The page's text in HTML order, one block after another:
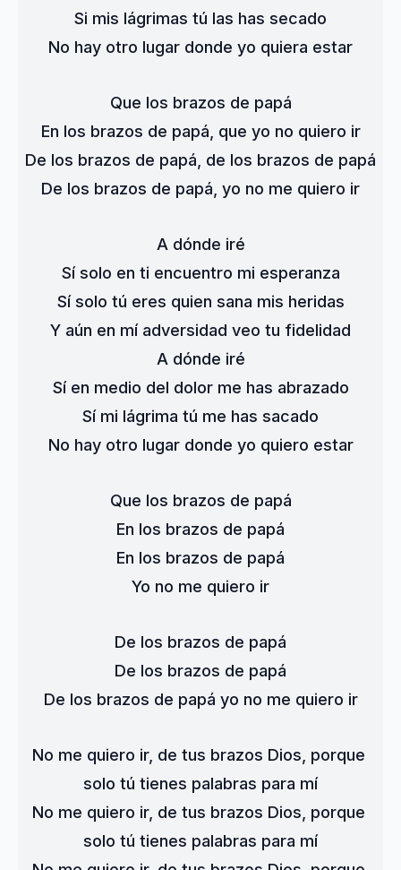
Si mis lágrimas tú las has secado
No hay otro lugar donde yo quiera estar
Que los brazos de papá
En los brazos de papá, que yo no quiero ir
De los brazos de papá, de los brazos de papá
De los brazos de papá, yo no me quiero ir
A dónde iré
Sí solo en ti encuentro mi esperanza
Sí solo tú eres quien sana mis heridas
Y aún en mí adversidad veo tu fidelidad
A dónde iré
Sí en medio del dolor me has abrazado
Sí mi lágrima tú me has sacado
No hay otro lugar donde yo quiero estar
Que los brazos de papá
En los brazos de papá
En los brazos de papá
Yo no me quiero ir
De los brazos de papá
De los brazos de papá
De los brazos de papá yo no me quiero ir
No me quiero ir, de tus brazos Dios, porque
solo tú tienes palabras para mí
No me quiero ir, de tus brazos Dios, porque
solo tú tienes palabras para mí